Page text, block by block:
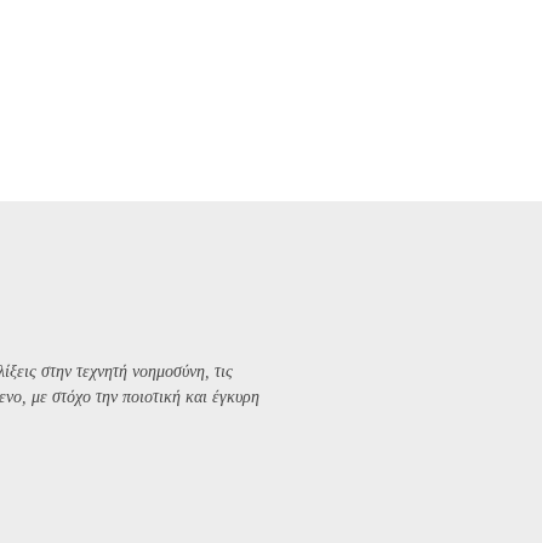
στην τεχνητή νοημοσύνη, τις
με στόχο την ποιοτική και έγκυρη